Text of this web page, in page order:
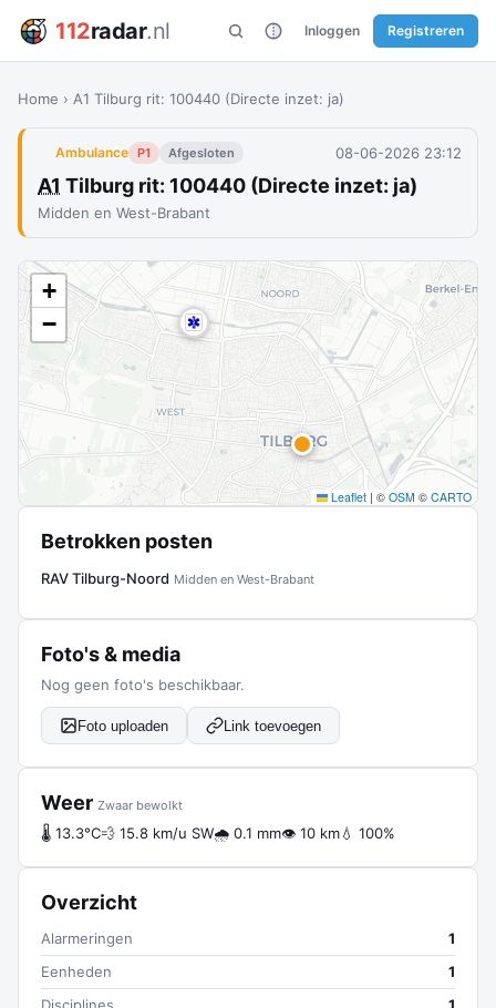
112radar.nl Inloggen Registreren
Home › A1 Tilburg rit: 100440 (Directe inzet: ja)
Ambulance P1 Afgesloten 08-06-2026 23:12
A1 Tilburg rit: 100440 (Directe inzet: ja)
Midden en West-Brabant
+
−
Leaflet | © OSM © CARTO
Betrokken posten
RAV Tilburg-Noord Midden en West-Brabant
Foto's & media
Nog geen foto's beschikbaar.
Foto uploaden Link toevoegen
Weer Zwaar bewolkt
🌡 13.3°C💨 15.8 km/u SW🌧 0.1 mm👁 10 km💧 100%
Overzicht
Alarmeringen
1
Eenheden
1